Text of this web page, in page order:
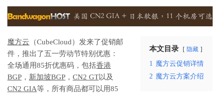
本文目录 隐藏
1 魔方云促销详情
2 魔方云方案介绍
魔方云 （CubeCloud）发来了促销邮
件，推出了五一劳动节特别优惠：
全场通用85折优惠码，包括香港
BGP ， 新加坡BGP ， CN2 GT以及
CN2 GIA等，所有商品都可以用85